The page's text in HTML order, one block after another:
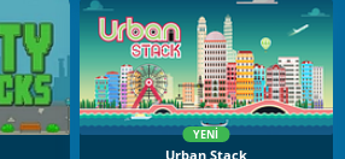
YENI
Urban Stack